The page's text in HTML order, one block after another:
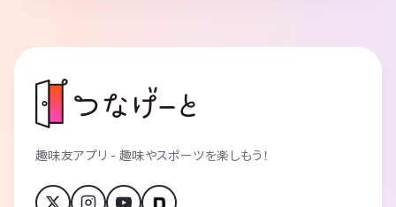
趣味友アプリ - 趣味やスポーツを楽しもう！